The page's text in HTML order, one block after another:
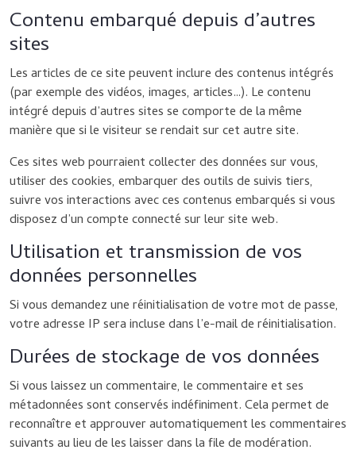
Contenu embarqué depuis d’autres
sites
Les articles de ce site peuvent inclure des contenus intégrés
(par exemple des vidéos, images, articles…). Le contenu
intégré depuis d’autres sites se comporte de la même
manière que si le visiteur se rendait sur cet autre site.
Ces sites web pourraient collecter des données sur vous,
utiliser des cookies, embarquer des outils de suivis tiers,
suivre vos interactions avec ces contenus embarqués si vous
disposez d’un compte connecté sur leur site web.
Utilisation et transmission de vos
données personnelles
Si vous demandez une réinitialisation de votre mot de passe,
votre adresse IP sera incluse dans l’e-mail de réinitialisation.
Durées de stockage de vos données
Si vous laissez un commentaire, le commentaire et ses
métadonnées sont conservés indéfiniment. Cela permet de
reconnaître et approuver automatiquement les commentaires
suivants au lieu de les laisser dans la file de modération.